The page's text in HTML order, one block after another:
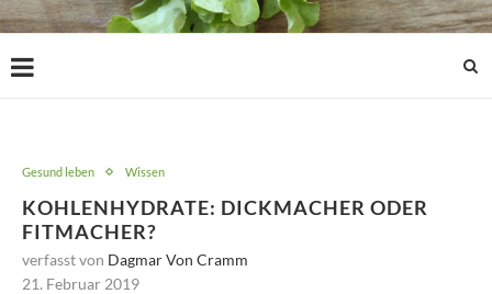
Gesund leben Wissen
KOHLENHYDRATE: DICKMACHER ODER
FITMACHER?
verfasst von Dagmar Von Cramm
21. Februar 2019